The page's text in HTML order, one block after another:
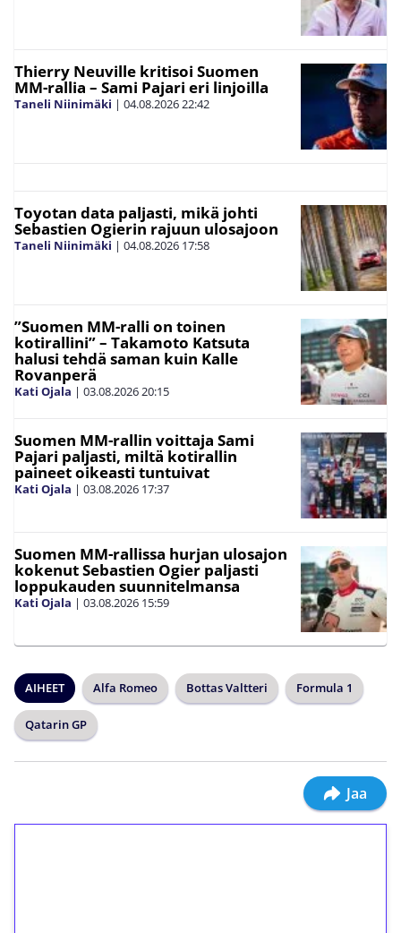
Thierry Neuville kritisoi Suomen
MM-rallia – Sami Pajari eri linjoilla
Taneli Niinimäki | 04.08.202622:42
Toyotan data paljasti, mikä johti
Sebastien Ogierin rajuun ulosajoon
Taneli Niinimäki | 04.08.2026 17:58
”Suomen MM-ralli on toinen
kotirallini” – Takamoto Katsuta
halusi tehdä saman kuin Kalle
Rovanperä
Kati Ojala | 03.08.202620:15
Suomen MM-rallin voittaja Sami
Pajari paljasti, miltä kotirallin
paineet oikeasti tuntuivat
Kati Ojala | 03.08.2026 17:37
Suomen MM-rallissa hurjan ulosajon
kokenut Sebastien Ogier paljasti
loppukauden suunnitelmansa
Kati Ojala | 03.08.2026 15:59
AIHEET Alfa Romeo Bottas Valtteri Formula 1
Qatarin GP
Jaa